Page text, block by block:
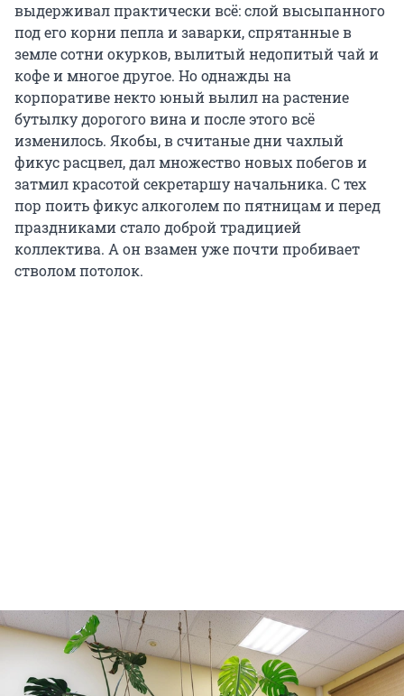
выдерживал практически всё: слой высыпанного
под его корни пепла и заварки, спрятанные в
земле сотни окурков, вылитый недопитый чай и
кофе и многое другое. Но однажды на
корпоративе некто юный вылил на растение
бутылку дорогого вина и после этого всё
изменилось. Якобы, в считаные дни чахлый
фикус расцвел, дал множество новых побегов и
затмил красотой секретаршу начальника. С тех
пор поить фикус алкоголем по пятницам и перед
праздниками стало доброй традицией
коллектива. А он взамен уже почти пробивает
стволом потолок.